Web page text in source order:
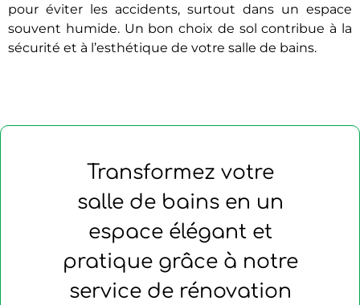
pour éviter les accidents, surtout dans un espace
souvent humide. Un bon choix de sol contribue à la
sécurité et à l’esthétique de votre salle de bains.
Transformez votre
salle de bains en un
espace élégant et
pratique grâce à notre
service de rénovation